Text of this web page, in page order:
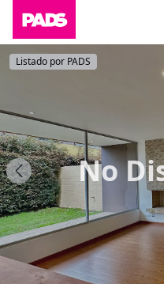
No
Listado por PADS